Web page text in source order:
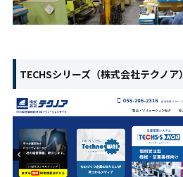
TECHSシリーズ（株式会社テクノア）